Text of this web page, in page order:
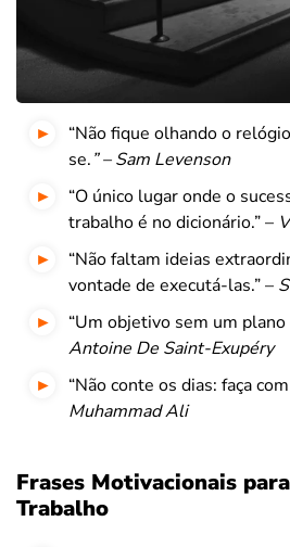
“Não fique olhando o
se.” –Sam Levenson
“O único lugar onde o
trabalho é no dicionário.” –
“Não faltam ideias
vontade de executá-las.” –
“Um objetivo sem um plano
Antoine De Saint-Exupéry
“Não conte os dias: faça
Muhammad Ali
Frases Motivacionais
Trabalho